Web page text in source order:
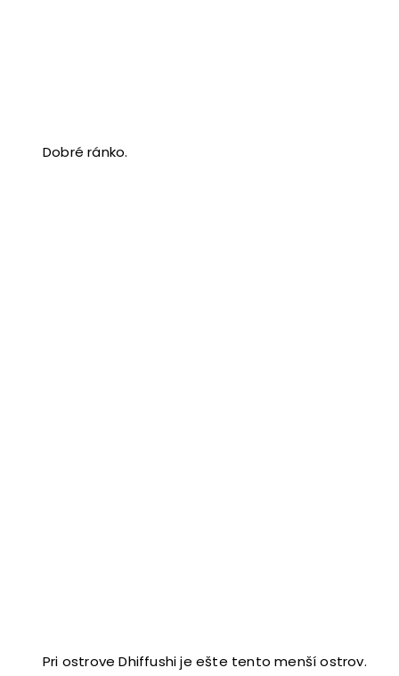
Dobré ránko.
Pri ostrove Dhiffushi je ešte tento menší ostrov.